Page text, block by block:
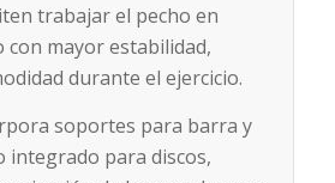
trabajar el pecho en
mayor estabilidad,
durante el ejercicio.
soportes para barra y
integrado para discos,